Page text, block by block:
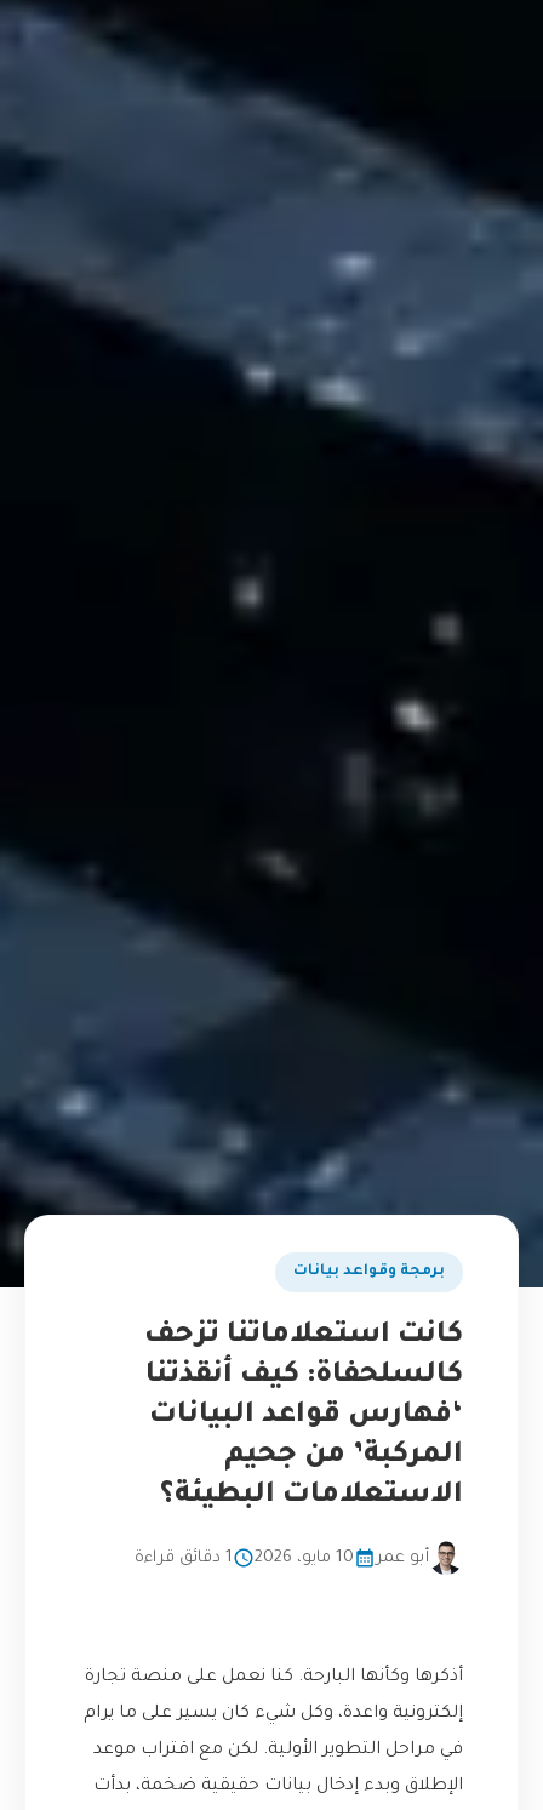
برمجة وقواعد بيانات
كانت استعلاماتنا تزحف
كالسلحفاة: كيف أنقذتنا
‘فهارس قواعد البيانات
المركبة’ من جحيم
الاستعلامات البطيئة؟
أبو عمر 10 مايو، 2026 1 دقائق قراءة
أذكرها وكأنها البارحة. كنا نعمل على منصة تجارة
إلكترونية واعدة، وكل شيء كان يسير على ما يرام
في مراحل التطوير الأولية. لكن مع اقتراب موعد
الإطلاق وبدء إدخال بيانات حقيقية ضخمة، بدأت